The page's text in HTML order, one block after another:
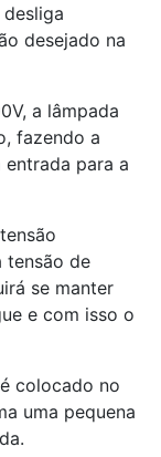
desejado na
a lâmpada
fazendo a
para a
tensão de
se manter
e com isso o
colocado no
uma pequena